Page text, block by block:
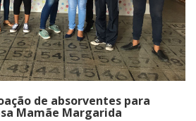
de absorventes para
Mamãe Margarida